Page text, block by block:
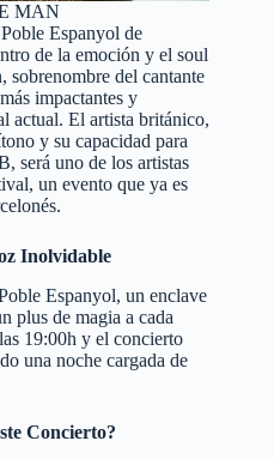
MAN
Espanyol de
de la emoción y el soul
sobrenombre del cantante
impactantes y
actual. El artista británico,
y su capacidad para
será uno de los artistas
un evento que ya es
Inolvidable
Espanyol, un enclave
plus de magia a cada
19:00h y el concierto
una noche cargada de
Concierto?